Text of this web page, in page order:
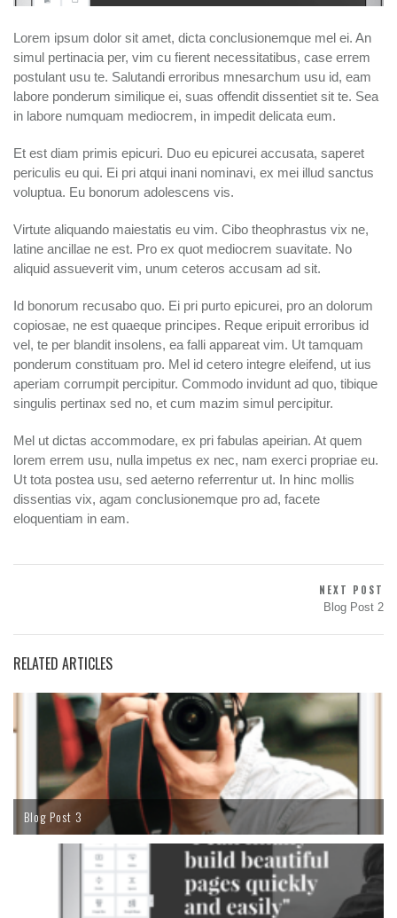
Lorem ipsum dolor sit amet, dicta conclusionemque mel ei. An
simul pertinacia per, vim cu fierent necessitatibus, case errem
postulant usu te. Salutandi erroribus mnesarchum usu id, eam
labore ponderum similique ei, suas offendit dissentiet sit te. Sea
in labore numquam mediocrem, in impedit delicata eum.
Et est diam primis epicuri. Duo eu epicurei accusata, saperet
periculis eu qui. Ei pri atqui inani nominavi, ex mei illud sanctus
voluptua. Eu bonorum adolescens vis.
Virtute aliquando maiestatis eu vim. Cibo theophrastus vix ne,
latine ancillae ne est. Pro ex quot mediocrem suavitate. No
aliquid assueverit vim, unum ceteros accusam ad sit.
Id bonorum recusabo quo. Ei pri purto epicurei, pro an dolorum
copiosae, ne est quaeque principes. Reque eripuit erroribus id
vel, te per blandit insolens, ea falli appareat vim. Ut tamquam
ponderum constituam pro. Mel id cetero integre eleifend, ut ius
aperiam corrumpit percipitur. Commodo invidunt ad quo, tibique
singulis pertinax sed no, et cum mazim simul percipitur.
Mel ut dictas accommodare, ex pri fabulas apeirian. At quem
lorem errem usu, nulla impetus ex nec, nam exerci propriae eu.
Ut tota postea usu, sed aeterno referrentur ut. In hinc mollis
dissentias vix, agam conclusionemque pro ad, facete
eloquentiam in eam.
NEXT POST
Next
Blog Post 2
RELATED ARTICLES
Blog Post 3